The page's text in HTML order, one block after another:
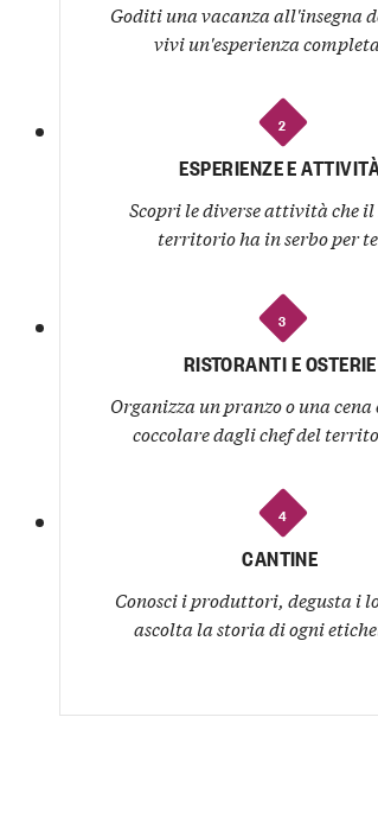
Goditi una vacanza all'insegna
vivi un'esperienza
2
ESPERIENZE E
Scopri le diverse attività che
territorio ha in serbo per
3
RISTORANTI E OSTERIE
Organizza un pranzo o una
coccolare dagli chef del
4
CANTINE
Conosci i produttori, degusta i
ascolta la storia di ogni